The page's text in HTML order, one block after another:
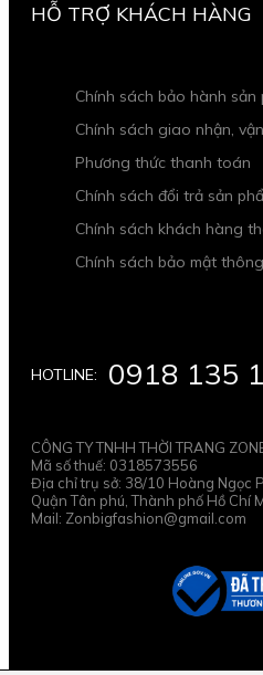
HOTLINE: 0918 135
CÔNG TY TNHH THỜI TRANG
Mã số thuế: 0318573556
Địa chỉ trụ sở: 38/10 Hoàng Ngọc
Quận Tân phú, Thành phố Hồ Chí
Mail: Zonbigfashion@gmail.com
HỖ TRỢ KHÁCH HÀNG
Chính sách bảo hành sản
Chính sách giao nhận,
Phương thức thanh toán
Chính sách đổi trả sản
Chính sách khách hàng
Chính sách bảo mật